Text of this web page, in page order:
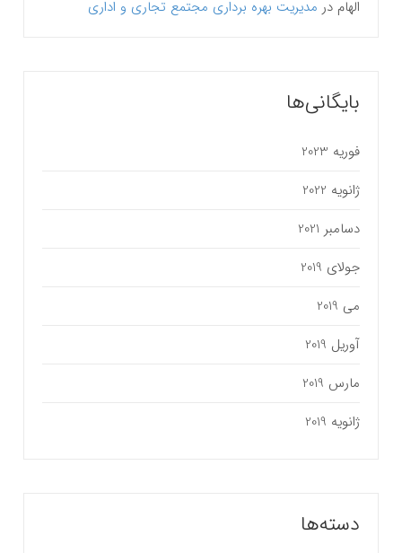
الهام در مدیریت بهره برداری مجتمع تجاری و اداری
بایگانی‌ها
فوریه 2023
ژانویه 2022
دسامبر 2021
جولای 2019
می 2019
آوریل 2019
مارس 2019
ژانویه 2019
دسته‌ها